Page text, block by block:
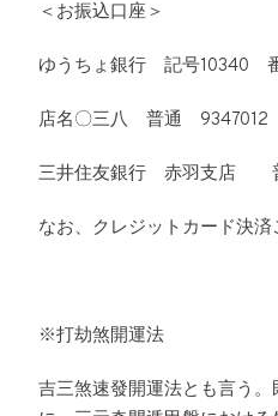
＜お振込口座＞
ゆうちょ銀行 記号10340
店名〇三八 普通
三井住友銀行 赤羽支店
なお、クレジットカード決済
※打劫煞開運法
吉三煞速發開運法とも言う